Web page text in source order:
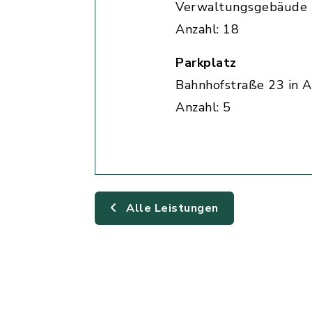
Verwaltungsgebäude
Anzahl: 18
Parkplatz
Bahnhofstraße 23 in
Anzahl: 5
Alle Leistungen